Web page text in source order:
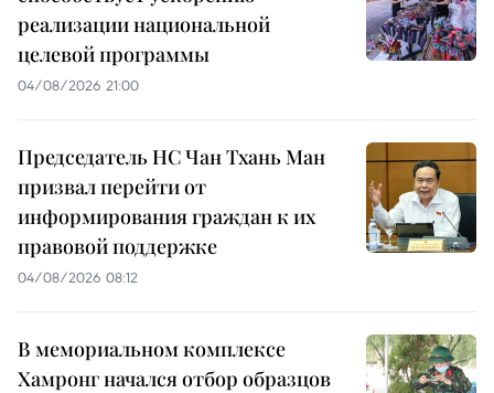
реализации национальной
целевой программы
04/08/2026 21:00
Председатель НС Чан Тхань Ман
призвал перейти от
информирования граждан к их
правовой поддержке
04/08/2026 08:12
В мемориальном комплексе
Хамронг начался отбор образцов